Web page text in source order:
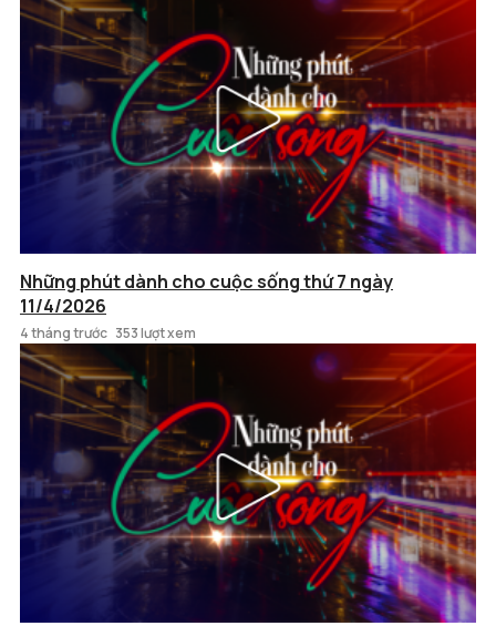
Những phút dành cho cuộc sống thứ 7 ngày
11/4/2026
4 tháng trước 353 lượt xem